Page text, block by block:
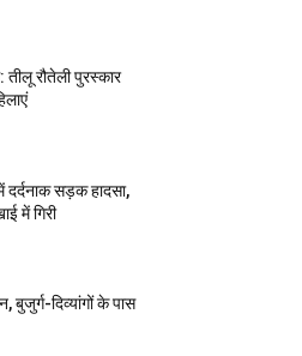
तीलू रौतेली पुरस्कार
दर्दनाक सड़क हादसा,
में गिरी
बुजुर्ग-दिव्यांगों के पास